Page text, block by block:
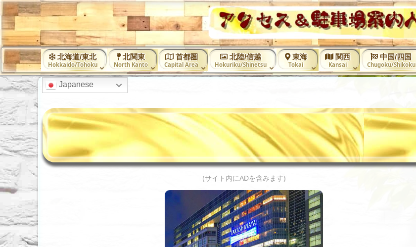
北海道/東北
Hokkaido/Tohoku
北関東
North Kanto
首都圏
Capital Area
北陸/信越
Hokuriku/Shinetsu
東海
Tokai
関西
Kansai
中国/四国
Chugoku/Shikoku
Japanese
(サイト内にADを含みます)